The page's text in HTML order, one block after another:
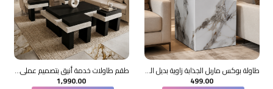
طاولة بوكس ماربل الجذابة زاوية بديل الرخام ابيض 60*60*60 سم
499.00
طقم طاولات خدمة أنيق بتصميم عملي وعصري 7قطع تتميز بسطح جميل من بديل الرخام (منتج تفصيل )
1,990.00